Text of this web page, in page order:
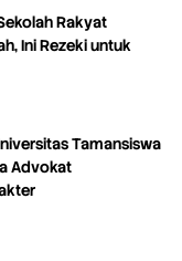
Rakyat
Ini Rezeki untuk
Tamansiswa
Advokat